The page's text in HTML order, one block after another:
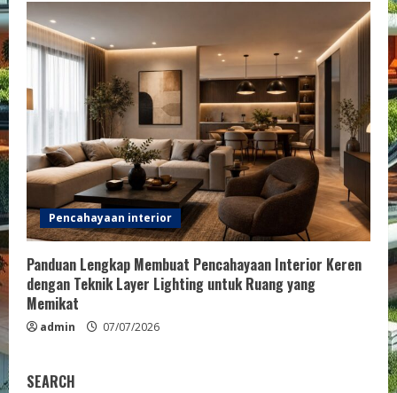
Pencahayaan interior
Panduan Lengkap Membuat Pencahayaan Interior Keren
dengan Teknik Layer Lighting untuk Ruang yang
Memikat
admin 07/07/2026
SEARCH